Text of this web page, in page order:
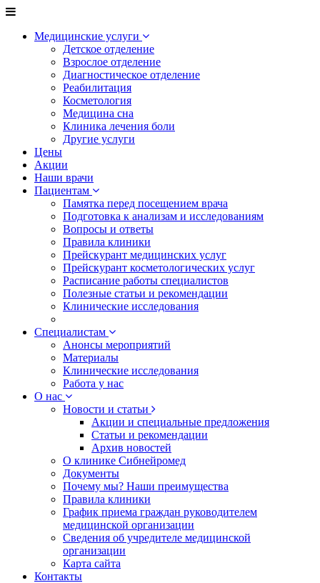
Медицинские услуги
Детское отделение
Взрослое отделение
Диагностическое отделение
Реабилитация
Косметология
Медицина сна
Клиника лечения боли
Другие услуги
Цены
Акции
Наши врачи
Пациентам
Памятка перед посещением врача
Подготовка к анализам и исследованиям
Вопросы и ответы
Правила клиники
Прейскурант медицинских услуг
Прейскурант косметологических услуг
Расписание работы специалистов
Полезные статьи и рекомендации
Клинические исследования
Специалистам
Анонсы мероприятий
Материалы
Клинические исследования
Работа у нас
О нас
Новости и статьи
Акции и специальные предложения
Статьи и рекомендации
Архив новостей
О клинике Сибнейромед
Документы
Почему мы? Наши преимущества
Правила клиники
График приема граждан руководителем
медицинской организации
Сведения об учредителе медицинской
организации
Карта сайта
Контакты